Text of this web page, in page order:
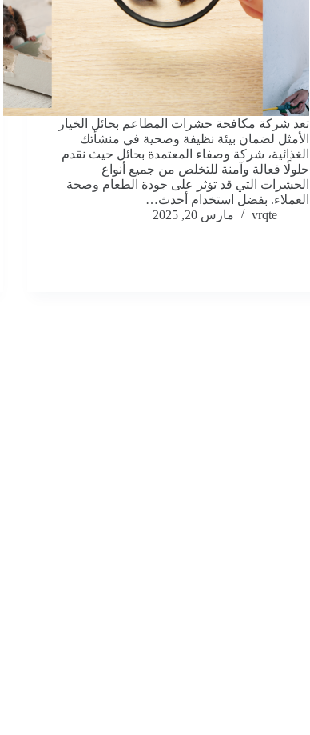
تعد شركة مكافحة حشرات المطاعم بحائل الخيار
الأمثل لضمان بيئة نظيفة وصحية في منشأتك
الغذائية، شركة وصفاء المعتمدة بحائل حيث نقدم
حلولًا فعالة وآمنة للتخلص من جميع أنواع
الحشرات التي قد تؤثر على جودة الطعام وصحة
العملاء. بفضل استخدام أحدث…
vrqte
مارس 20, 2025